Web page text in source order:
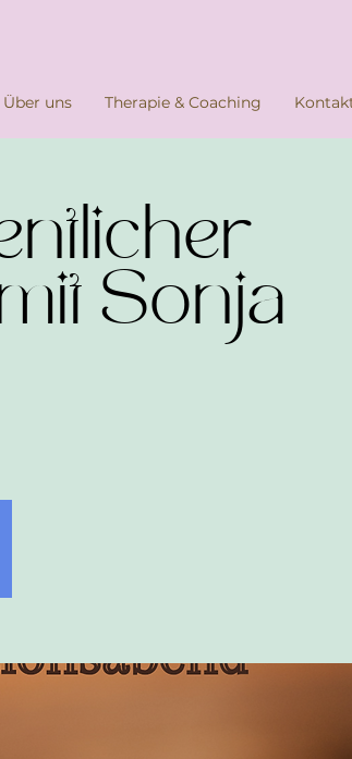
Über uns Therapie & Coaching
Sonja